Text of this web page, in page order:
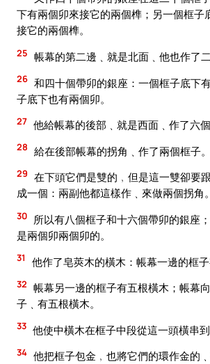
下有兩個卯來接它的兩個榫；另一個框子
接它的兩個榫。
25 帳幕的第二邊﹑就是北面﹑他也作了
26 和四十個帶卯的銀座：一個框子底下
子底下也有兩個卯。
27 他給帳幕的後部﹑就是西面﹑作了六個
28 給在後部帳幕的拐角﹑作了兩個框子。
29 在下頭它們是雙的﹐但是這一雙卻要
成一個：兩副他都這樣作﹑來做兩個拐角。
30
所以有八個框子和十六個帶卯的銀座
是兩個卯兩個卯的。
31 他作了皂莢木的橫木：帳幕一邊的框子
32 帳幕另一邊的框子有五根橫木；帳幕
子﹑有五根橫木。
33 他使中橫木在框子中段從這一頭橫串到
34 他把框子包金﹐也將它們的環作金的